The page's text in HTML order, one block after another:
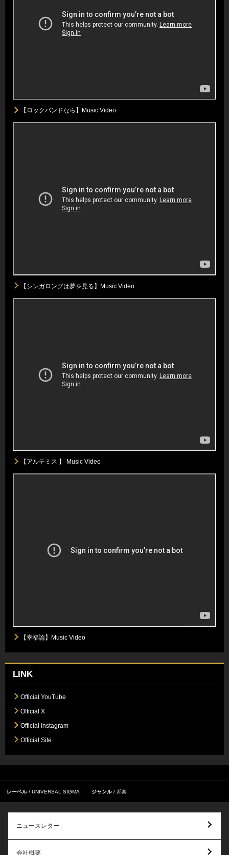
【ロックバンドなら】Music Video
【シンガロングは夢を見る】Music Video
【アルテミス 】 Music Video
【幸福論】Music Video
LINK
Official YouTube
Official X
Official Instagram
Official Site
レーベル UNIVERSAL SIGMA ジャンル 邦楽
ニュースレター
会社概要